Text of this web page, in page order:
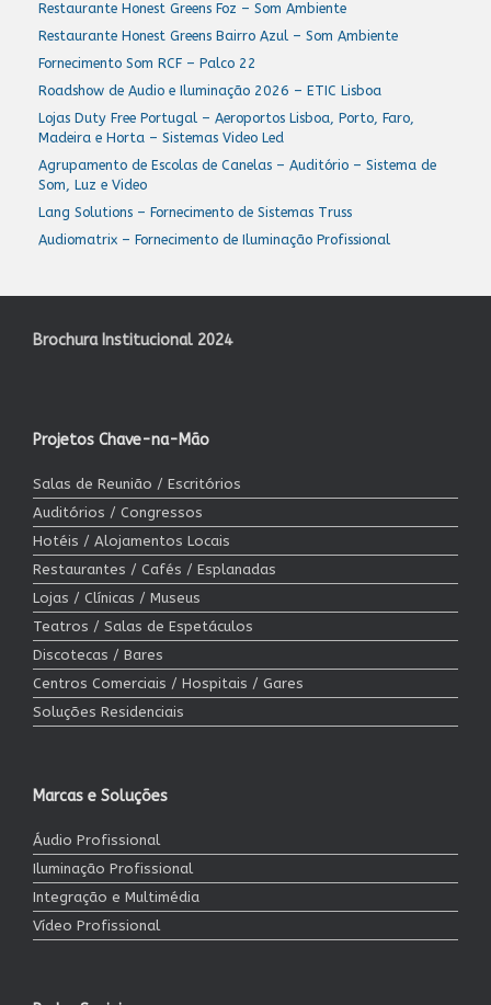
Restaurante Honest Greens Foz – Som Ambiente
Restaurante Honest Greens Bairro Azul – Som Ambiente
Fornecimento Som RCF – Palco 22
Roadshow de Audio e Iluminação 2026 – ETIC Lisboa
Lojas Duty Free Portugal – Aeroportos Lisboa, Porto, Faro,
Madeira e Horta – Sistemas Video Led
Agrupamento de Escolas de Canelas – Auditório – Sistema de
Som, Luz e Video
Lang Solutions – Fornecimento de Sistemas Truss
Audiomatrix – Fornecimento de Iluminação Profissional
Brochura Institucional 2024
Projetos Chave-na-Mão
Salas de Reunião / Escritórios
Auditórios / Congressos
Hotéis / Alojamentos Locais
Restaurantes / Cafés / Esplanadas
Lojas / Clínicas / Museus
Teatros / Salas de Espetáculos
Discotecas / Bares
Centros Comerciais / Hospitais / Gares
Soluções Residenciais
Marcas e Soluções
Áudio Profissional
Iluminação Profissional
Integração e Multimédia
Vídeo Profissional